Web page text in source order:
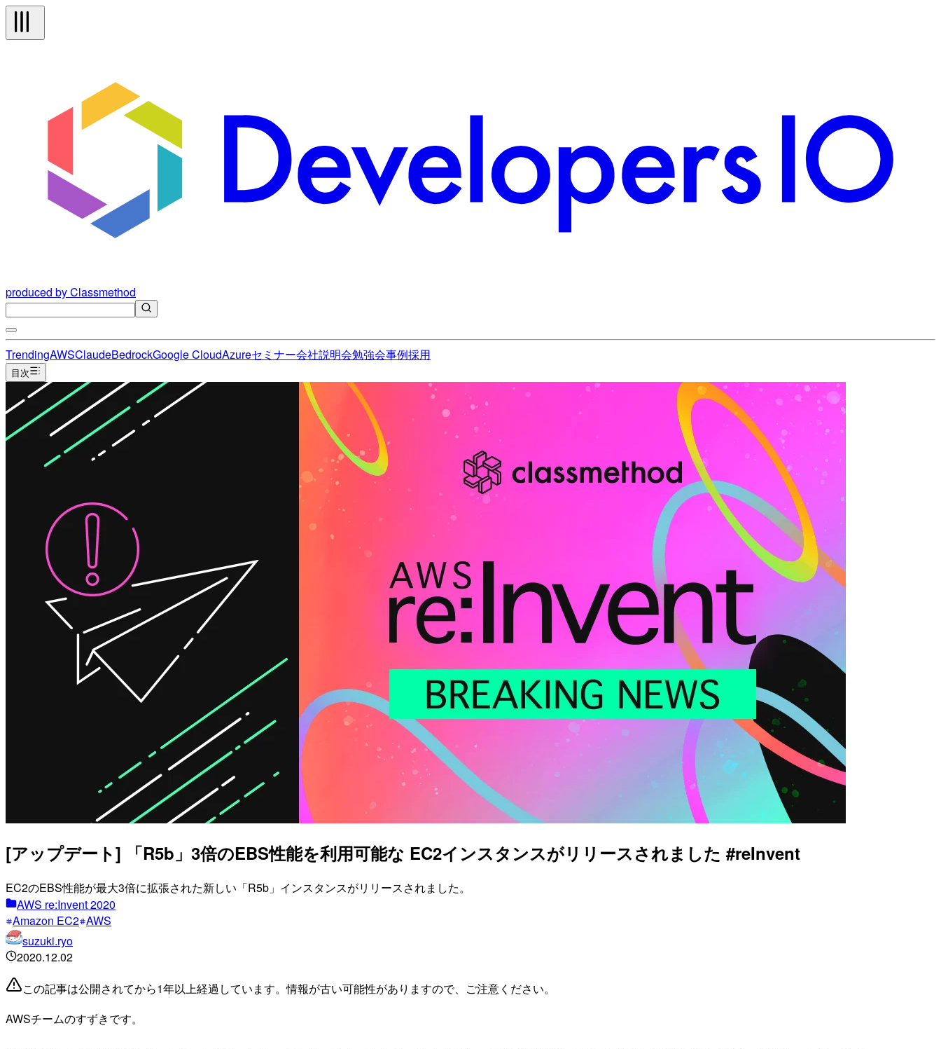
produced by Classmethod
TrendingAWSClaudeBedrockGoogle CloudAzureセミナー会社説明会勉強会事例採用
目次
[アップデート] 「R5b」3倍のEBS性能を利用可能な EC2インスタンスがリリースされました #reInvent
EC2のEBS性能が最大3倍に拡張された新しい「R5b」インスタンスがリリースされました。
AWS re:Invent 2020
Amazon EC2 AWS
suzuki.ryo
2020.12.02
この記事は公開されてから1年以上経過しています。情報が古い可能性がありますので、ご注意ください。
AWSチームのすずきです。